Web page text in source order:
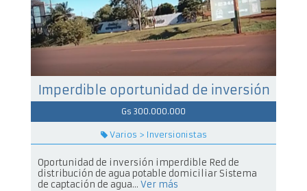
Imperdible oportunidad de inversión
Gs 300.000.000
Varios > Inversionistas
Oportunidad de inversión imperdible Red de
distribución de agua potable domiciliar Sistema
de captación de agua... Ver más